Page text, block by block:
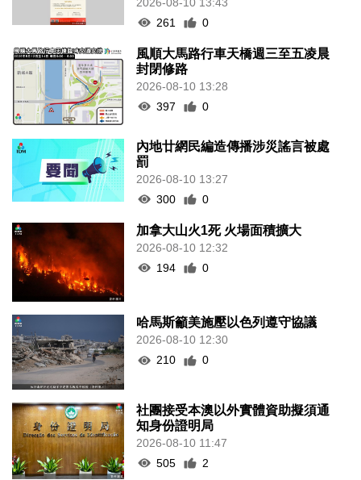
261
0
風順大馬路行車天橋週三至五凌晨
封閉修路
2026-08-10 13:28
397
0
內地廿網民編造傳播涉災謠言被處
罰
2026-08-10 13:27
300
0
加拿大山火1死 火場面積擴大
2026-08-10 12:32
194
0
哈馬斯籲美施壓以色列遵守協議
2026-08-10 12:30
210
0
社團接受本澳以外實體資助擬須通
知身份證明局
2026-08-10 11:47
505
2